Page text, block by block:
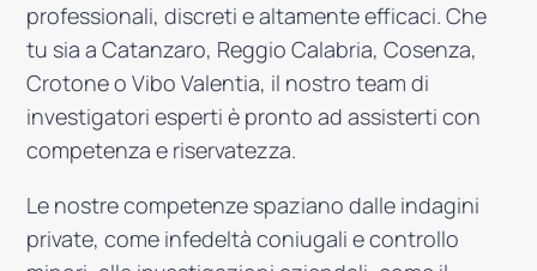
professionali, discreti e altamente efficaci. Che
tu sia a Catanzaro, Reggio Calabria, Cosenza,
Crotone o Vibo Valentia, il nostro team di
investigatori esperti è pronto ad assisterti con
competenza e riservatezza.
Le nostre competenze spaziano dalle indagini
private, come infedeltà coniugali e controllo